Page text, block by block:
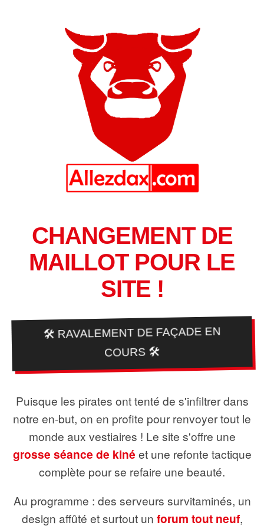
CHANGEMENT DE
MAILLOT POUR LE
SITE !
🛠️ RAVALEMENT DE FAÇADE EN
COURS 🛠️
Puisque les pirates ont tenté de s'infiltrer dans
notre en-but, on en profite pour renvoyer tout le
monde aux vestiaires ! Le site s'offre une
grosse séance de kiné et une refonte tactique
complète pour se refaire une beauté.
Au programme : des serveurs survitaminés, un
design affûté et surtout un forum tout neuf,